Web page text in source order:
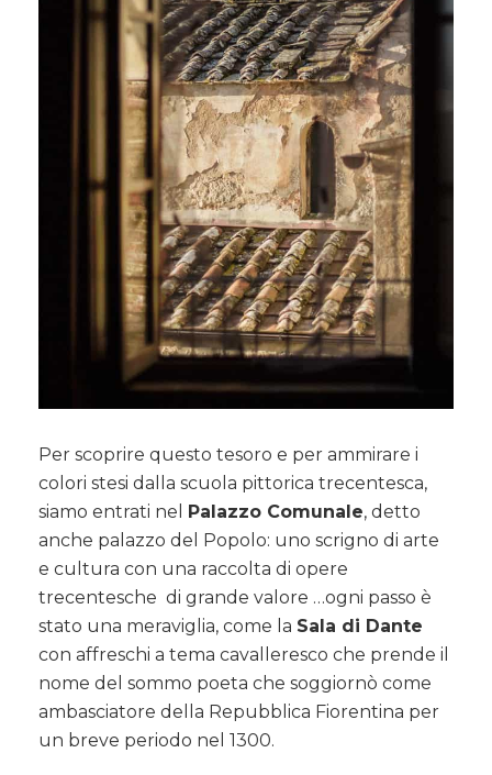
Per scoprire questo tesoro e per ammirare i
colori stesi dalla scuola pittorica trecentesca,
siamo entrati nel Palazzo Comunale, detto
anche palazzo del Popolo: uno scrigno di arte
e cultura con una raccolta di opere
trecentesche di grande valore …ogni passo è
stato una meraviglia, come la Sala di Dante
con affreschi a tema cavalleresco che prende il
nome del sommo poeta che soggiornò come
ambasciatore della Repubblica Fiorentina per
un breve periodo nel 1300.